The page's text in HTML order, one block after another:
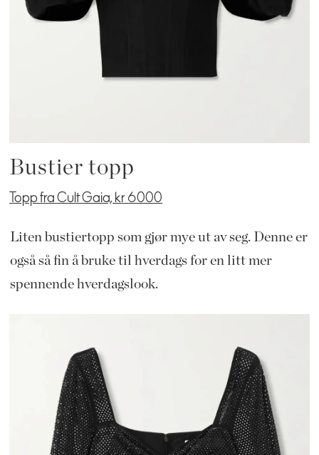
Bustier topp
Topp fra Cult Gaia, kr 6000
Liten bustiertopp som gjør mye ut av seg. Denne er
også så fin å bruke til hverdags for en litt mer
spennende hverdagslook.